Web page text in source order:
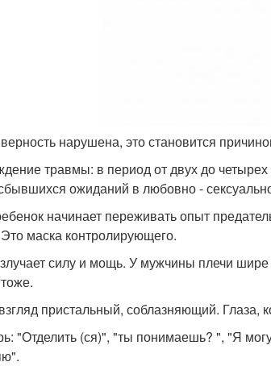
нарушена, это становится
травмы: в период от двух до
ожиданий в любовно -
начинает переживать опыт
маска контролирующего.
силу и мощь. У мужчины плечи
пристальный, соблазняющий. Глаза,
"Отделить (ся)", "ты понимаешь? ", "Я